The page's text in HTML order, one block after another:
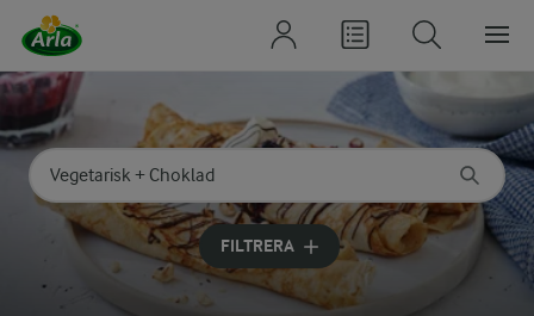
Sök på kategori eller ingrediens
Skriv in sökord för att få förslag
FILTRERA